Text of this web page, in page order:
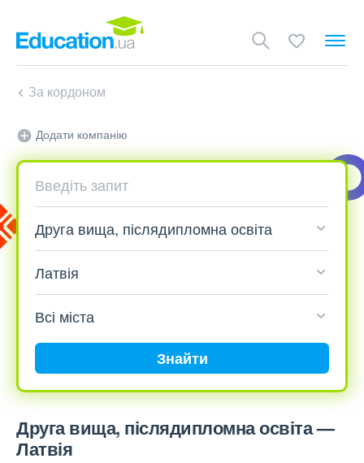
За кордоном
Додати компанію
Знайти
Друга вища, післядипломна освіта —
Латвія